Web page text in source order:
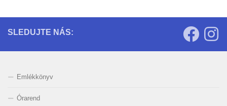
SLEDUJTE NÁS:
Emlékkönyv
Órarend